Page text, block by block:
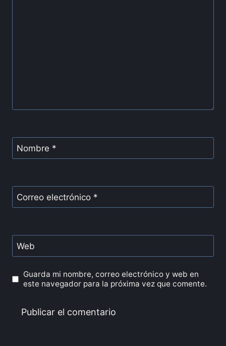
Nombre *
Correo electrónico *
Web
Guarda mi nombre, correo electrónico y web en
este navegador para la próxima vez que comente.